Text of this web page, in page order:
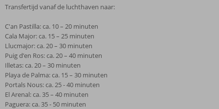
Transfertijd vanaf de luchthaven naar:
C'an Pastilla: ca. 10 – 20 minuten
Cala Major: ca. 15 – 25 minuten
Llucmajor: ca. 20 – 30 minuten
Puig d’en Ros: ca. 20 – 40 minuten
Illetas: ca. 20 – 30 minuten
Playa de Palma: ca. 15 – 30 minuten
Portals Nous: ca. 25 - 40 minuten
El Arenal: ca. 35 – 40 minuten
Paguera: ca. 35 - 50 minuten